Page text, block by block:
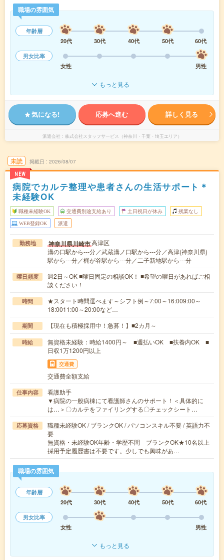
職場の雰囲気
年齢層
20代
30代 40代 50代
60代
男女比率
女性
男性
もっと見る
気になる! 応募へ進む 詳しく見る
派遣会社 株式会社スタッフサービス（神奈川・千葉・埼玉エリア）
未読
NEW
掲載日 2026/08/07
病院でカルテ整理や患者さんの生活サポート＊
未経験OK
職種未経験OK 交通費別途支給あり 土日祝日が休み 残業なし
WEB登録OK 派遣
勤務地 神奈川県川崎市高津区
溝の口駅から---分／武蔵溝ノ口駅から---分／高津(神奈川県)
駅から---分／梶が谷駅から---分／二子新地駅から---分
曜日頻度
週2日～OK ■曜日固定の相談OK！ ■希望の曜日があればご相
談ください！
時間
★スタート時間選べます～シフト例～7:00～16:009:00～
18:0011:00～20:00など…
期間 【現在も積極採用中！急募！】■2カ月～
時給
無資格未経験：時給1400円～ ■週払いOK ■扶養内OK ■
日収1万1200円以上
交通費
交通費全額支給
仕事内容
看護助手
▼病院の一般病棟にて看護師さんのサポート！＜具体的に
は…＞〇カルテをファイリングする〇チェックシート…
応募資格
職種未経験OK / ブランクOK / パソコンスキル不要 / 英語力不
要
無資格・未経験OK年齢・学歴不問 ブランクOK★10名以上
採用予定履歴書は不要です。少しでも興味があ…
職場の雰囲気
年齢層
20代
30代 40代 50代
60代
男女比率
女性
男性
もっと見る